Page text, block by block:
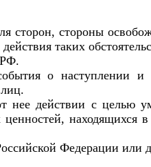
сторон, стороны
таких
РФ.
о наступлении
нее действии с целью
находящихся
Федерации или